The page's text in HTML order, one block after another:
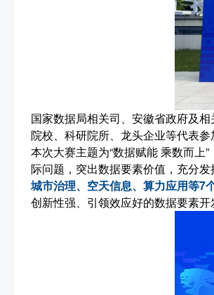
国家数据局相关司、安徽省政府及
院校、科研院所、龙头企业等代表参
本次大赛主题为“数据赋能 乘数而上
际问题，突出数据要素价值，充分
城市治理、空天信息、算力应用等7
创新性强、引领效应好的数据要素